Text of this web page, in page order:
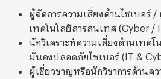
ผู้จัดการความเสี่ยงด้านไซเบอร์ /
เทคโนโลยีสารสนเทศ (Cyber /
นักวิเคราะห์ความเสี่ยงด้านเทค
มั่นคงปลอดภัยไซเบอร์ (IT &
ผู้เชี่ยวชาญหรือนักวิชาการด้านค